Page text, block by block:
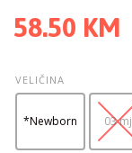
58.50 KM
VELIČINA
*Newborn 03 mj